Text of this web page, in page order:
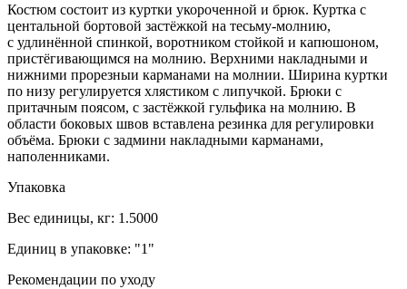
Костюм состоит из куртки укороченной и брюк. Куртка с
центальной бортовой застёжкой на тесьму-молнию,
с удлинённой спинкой, воротником стойкой и капюшоном,
пристёгивающимся на молнию. Верхними накладными и
нижними прорезныи карманами на молнии. Ширина куртки
по низу регулируется хлястиком с липучкой. Брюки с
притачным поясом, с застёжкой гульфика на молнию. В
области боковых швов вставлена резинка для регулировки
объёма. Брюки с задмини накладными карманами,
наполенниками.
Упаковка
Вес единицы, кг: 1.5000
Единиц в упаковке: "1"
Рекомендации по уходу